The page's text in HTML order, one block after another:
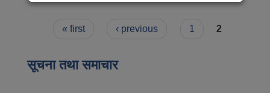
Pages« first ‹ previous 1 2
सूचना तथा समाचार